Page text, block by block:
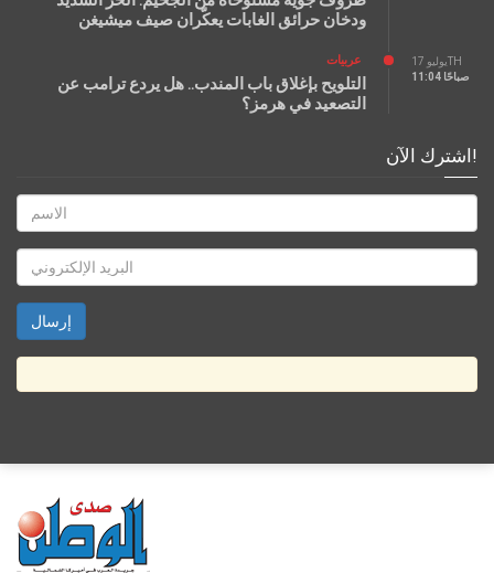
ودخان حرائق الغابات يعكّران صيف ميشيغن
يوليو 17TH
11:04 صباحًا
عربيات
التلويح بإغلاق باب المندب.. هل يردع ترامب عن
التصعيد في هرمز؟
اشترك الآن!